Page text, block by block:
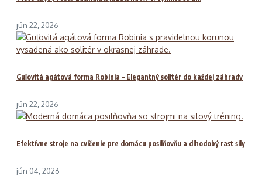
jún 22, 2026
Guľovitá agátová forma Robinia – Elegantný solitér do každej záhrady
jún 22, 2026
Efektívne stroje na cvičenie pre domácu posilňovňu a dlhodobý rast sily
jún 04, 2026